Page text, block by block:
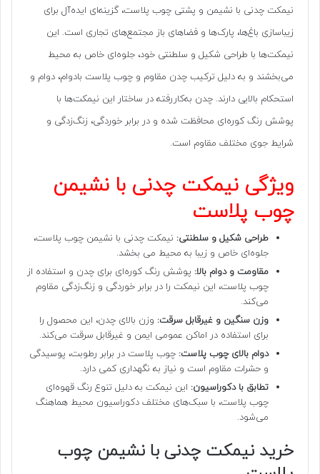
نیمکت چدنی با نشیمن و پشتی چوب پلاست، گزینه‌ای ایده‌آل برای
زیباسازی باغ‌ها، پارک‌ها و فضاهای باز مجتمع‌های تجاری است. این
نیمکت‌ها با طراحی شکیل و سلطنتی خود، جلوه‌ای خاص به محیط
می‌بخشند و به دلیل ترکیب چدن مقاوم و چوب پلاست بادوام، دوام و
استحکام بالایی دارند. چدن به‌کاررفته در ساختار این نیمکت‌ها با
پوشش رنگ کوره‌ای محافظت شده و در برابر خوردگی، زنگ‌زدگی و
شرایط جوی مختلف مقاوم است.
ویژگی نیمکت چدنی با نشیمن
چوب پلاست
طراحی شکیل و سلطنتی: نیمکت چدنی با نشیمن چوب پلاست،
جلوه‌ای خاص و زیبا به محیط می بخشد.
مقاومت و دوام بالا: پوشش رنگ کوره‌ای برای چدن و استفاده از
چوب پلاست، این نیمکت را در برابر خوردگی و زنگ‌زدگی مقاوم
می‌کند.
وزن سنگین و غیرقابل سرقت: وزن بالای چدن، این محصول را
برای استفاده در اماکن عمومی ایمن و غیرقابل سرقت می‌کند.
دوام بالای چوب پلاست: چوب پلاست در برابر رطوبت، پوسیدگی
و حشرات مقاوم است و نیاز به نگهداری کمی دارد.
تطابق با دکوراسیون: این نیمکت به دلیل تنوع رنگ قهوه‌ای
چوب پلاست، با سبک‌های مختلف دکوراسیون محیط هماهنگ
می‌شود.
خرید نیمکت چدنی با نشیمن چوب